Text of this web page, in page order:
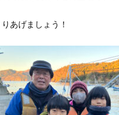
あげましょう！